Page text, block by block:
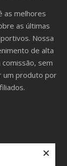
×
as melhores
as últimas
Nossa
de alta
sem
um produto por